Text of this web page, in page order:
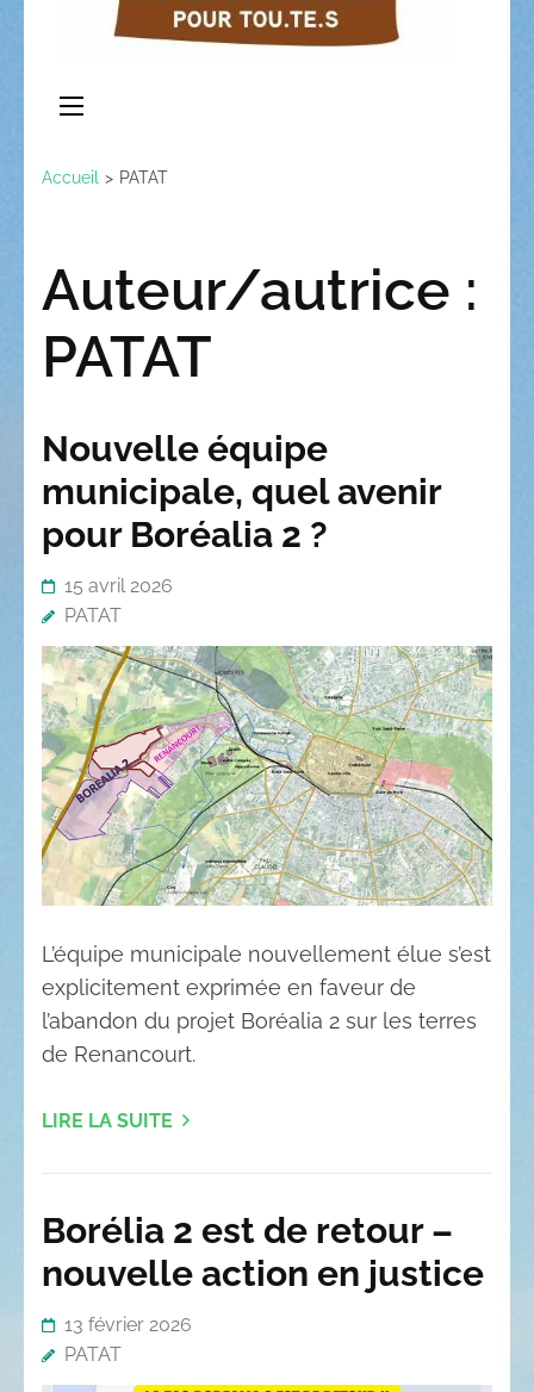
Accueil > PATAT
Auteur/autrice :
PATAT
Nouvelle équipe
municipale, quel avenir
pour Boréalia 2 ?
15 avril 2026
PATAT
L’équipe municipale nouvellement élue s’est
explicitement exprimée en faveur de
l’abandon du projet Boréalia 2 sur les terres
de Renancourt.
LIRE LA SUITE
Borélia 2 est de retour –
nouvelle action en justice
13 février 2026
PATAT